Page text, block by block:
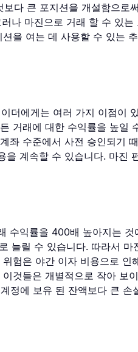
다 큰 포지션을 개설함으로
나 마진으로 거래 할 수 있
을 여는 데 사용할 수 있는
더에게는 여러 가지 이점이
거래에 대한 수익률을 높일
좌 수준에서 사전 승인되기
계속할 수 있습니다. 마진
수익률을 400배 높아지는
릴 수 있습니다. 따라서
험은 야간 이자 비용으로
것들은 개별적으로 작아 보
정에 보유 된 잔액보다 큰